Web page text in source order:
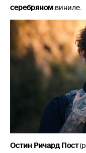
серебряном виниле.
Остин Ричард Пост